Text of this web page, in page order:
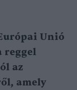
Unió
reggel
az
amely